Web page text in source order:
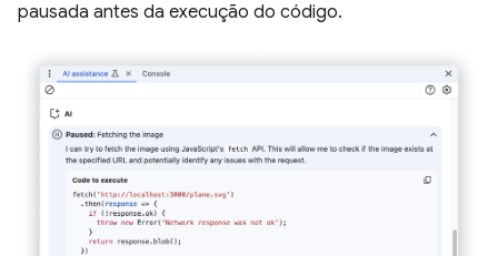
pausada antes da execução do código.